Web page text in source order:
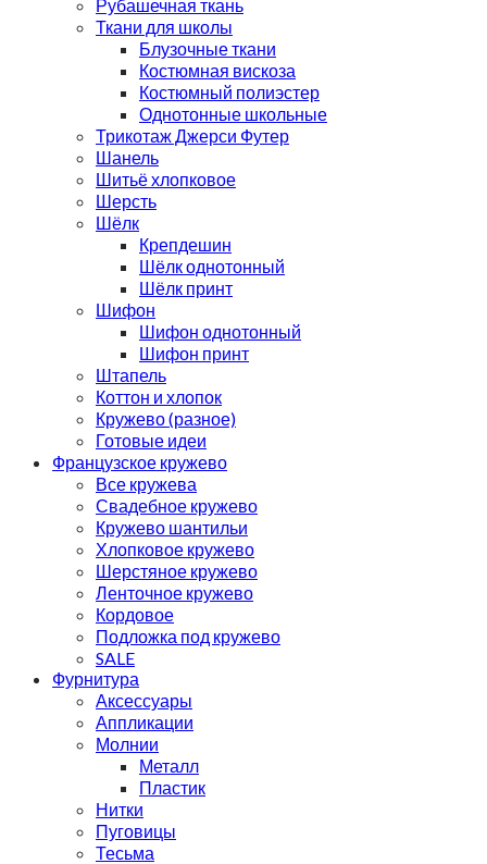
Рубашечная ткань
Ткани для школы
Блузочные ткани
Костюмная вискоза
Костюмный полиэстер
Однотонные школьные
Трикотаж Джерси Футер
Шанель
Шитьё хлопковое
Шерсть
Шёлк
Крепдешин
Шёлк однотонный
Шёлк принт
Шифон
Шифон однотонный
Шифон принт
Штапель
Коттон и хлопок
Кружево (разное)
Готовые идеи
Французское кружево
Все кружева
Свадебное кружево
Кружево шантильи
Хлопковое кружево
Шерстяное кружево
Ленточное кружево
Кордовое
Подложка под кружево
SALE
Фурнитура
Аксессуары
Аппликации
Молнии
Металл
Пластик
Нитки
Пуговицы
Тесьма